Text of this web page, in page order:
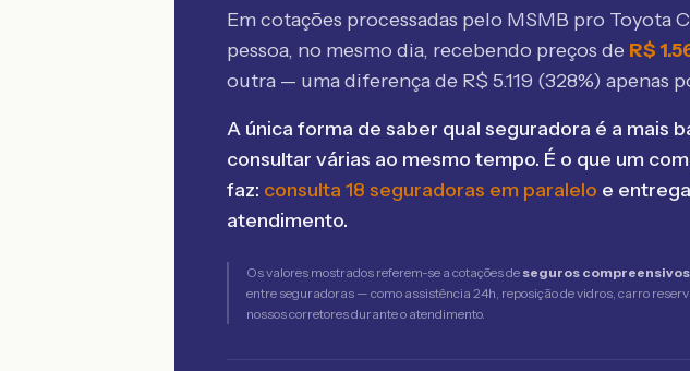
Em cotações processadas pelo MSMB pro Toyota
pessoa, no mesmo dia, recebendo preços de R$
outra — uma diferença de R$ 5.119 (328%) apenas
A única forma de saber qual seguradora é a mais
consultar várias ao mesmo tempo. É o que um
faz: consulta 18 seguradoras em paralelo e
atendimento.
Os valores mostrados referem-se a cotações de seguros compreensivos
entre seguradoras — como assistência 24h, reposição de vidros, carro
nossos corretores durante o atendimento.